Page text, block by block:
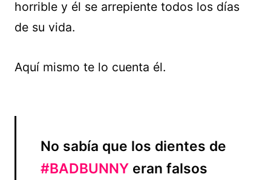
horrible y él se arrepiente todos los días
de su vida.
Aquí mismo te lo cuenta él.
No sabía que los dientes de
#BADBUNNY eran falsos